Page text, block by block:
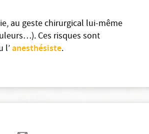
au geste chirurgical lui-même
Ces risques sont
l’anesthésiste.